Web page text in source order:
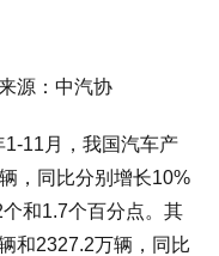
源：中汽协
11月，我国汽车产
，同比分别增长10%
和1.7个百分点。其
和2327.2万辆，同比